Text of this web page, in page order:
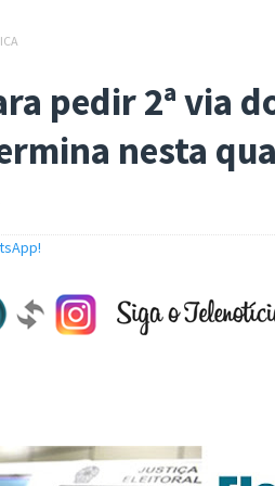
pedir 2ª via
nesta